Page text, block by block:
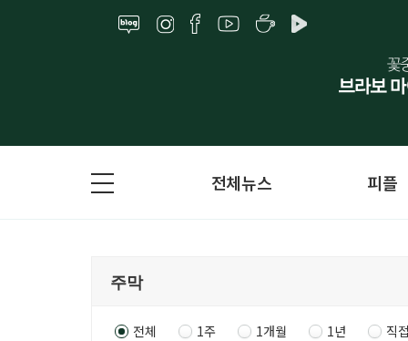
전체뉴스 피플
전체 1주 1개월 1년 직